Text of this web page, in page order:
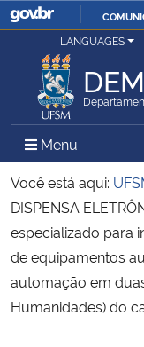
Ministério da Justiça e
Ministério da Defesa
Ministério das Relações
Ministério da Economia
Ministério da Infraestrutura
Ministério da Agricultura,
LANGUAGES
Menu Menu
Você está aqui:
DISPENSA
especializado para
de equipamentos
automação em
Humanidades) do